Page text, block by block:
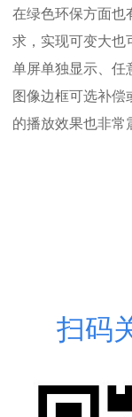
在绿色环保方面也
求，实现可变大也
单屏单独显示、任
图像边框可选补偿
的播放效果也非常
扫码